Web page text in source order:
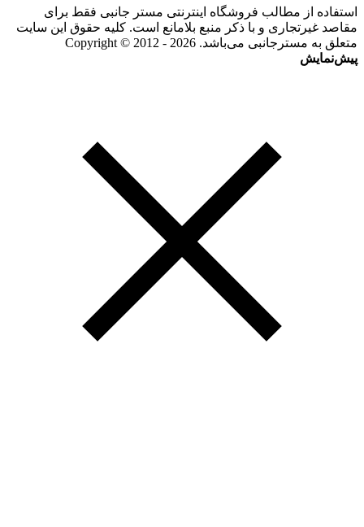
استفاده از مطالب فروشگاه اینترنتی مستر جانبی فقط برای
مقاصد غیرتجاری و با ذکر منبع بلامانع است. کلیه حقوق این سایت
متعلق به مسترجانبی می‌باشد. Copyright © 2012 - 2026
پیش‌نمایش